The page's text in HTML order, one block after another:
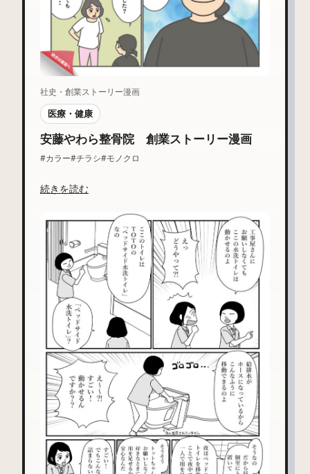
社史・創業ストーリー漫画
医療・健康
安藤やわら整骨院 創業ストーリー漫画
#カラー#チラシ#モノクロ
続きを読む